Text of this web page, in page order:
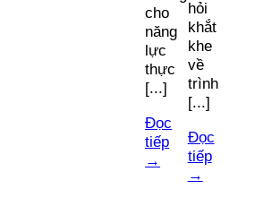
cho
năng
lực
thực
[...]
Đọc
tiếp
→
hỏi
khắt
khe
về
trình
[...]
Đọc
tiếp
→